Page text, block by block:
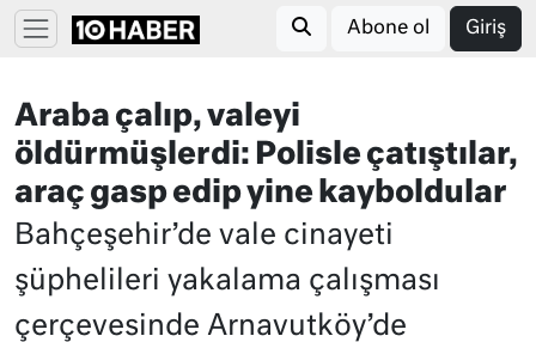
Abone ol Giriş
Araba çalıp, valeyi
öldürmüşlerdi: Polisle çatıştılar,
araç gasp edip yine kayboldular
Bahçeşehir’de vale cinayeti
şüphelileri yakalama çalışması
çerçevesinde Arnavutköy’de